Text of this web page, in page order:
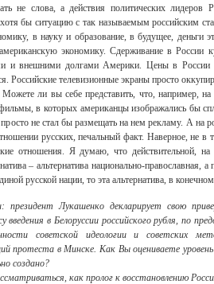
не слова, а действия политических лидеров
бы ситуацию с так называемым российским
в науку и образование, в будущее, деньги
экономику. Сдерживание в России
и внешними долгами Америки. Цены в России
Российские телевизионные экраны просто
ли вы себе представить, что, например,
в которых американцы изображались бы
не стал бы размещать на нем рекламу. А на
русских, печальный факт. Наверное, не в
отношения. Я думаю, что действительной,
– альтернатива национально-православная,
русской нации, то эта альтернатива, в
президент Лукашенко декларирует свою
введения в Белоруссии российского рубля, по
советской идеологии и советских
протеста в Минске. Как Вы оцениваете
создано?
как пролог к восстановлению